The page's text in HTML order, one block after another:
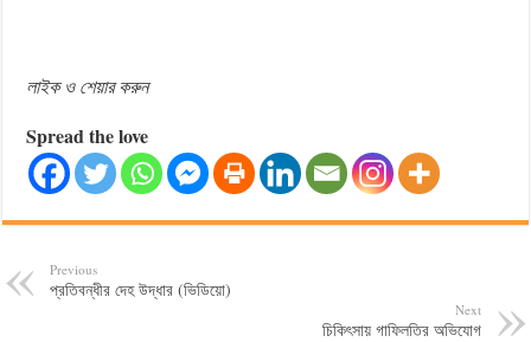
লাইক ও শেয়ার করুন
Spread the love
Previous
প্রতিবন্ধীর দেহ উদ্ধার (ভিডিয়ো)
Next
চিকিৎসায় গাফিলতির অভিযোগ